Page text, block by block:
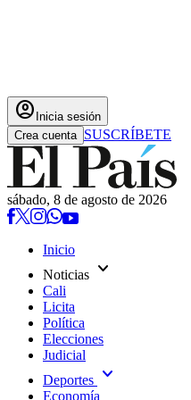
account_circle Inicia sesión
Crea cuenta SUSCRÍBETE
sábado, 8 de agosto de 2026
Inicio
Noticias expand_more
Cali
Licita
Política
Elecciones
Judicial
Deportes expand_more
Economía